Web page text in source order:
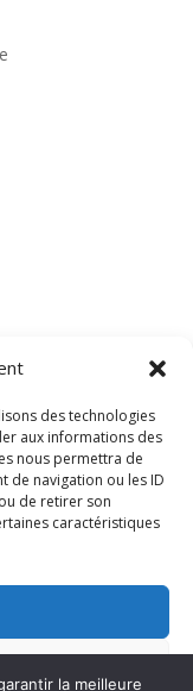
des technologies
aux informations des
nous permettra de
de navigation ou les ID
de retirer son
caractéristiques
la meilleure